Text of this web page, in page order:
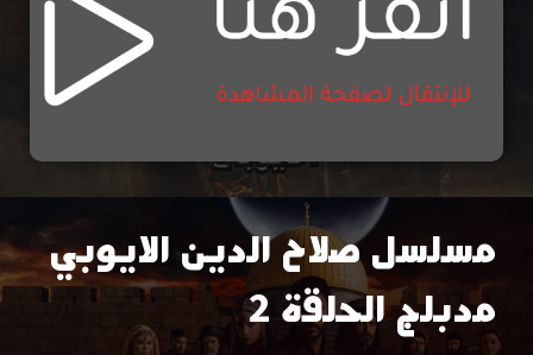
مسلسل
صلاح
مسلسل صلاح الدين الايوبي
مدبلج الحلقة 2